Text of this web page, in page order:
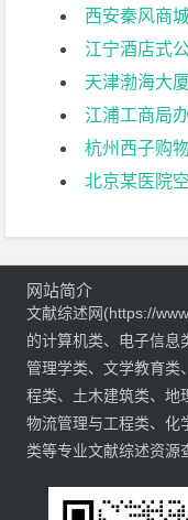
西安秦风商
江宁酒店式
天津渤海大
江浦工商局
杭州西子购
北京某医院空
网站简介
文献综述网(https://
的计算机类、电子信息
管理学类、文学教育类
程类、土木建筑类、地
物流管理与工程类、化
类等专业文献综述资源